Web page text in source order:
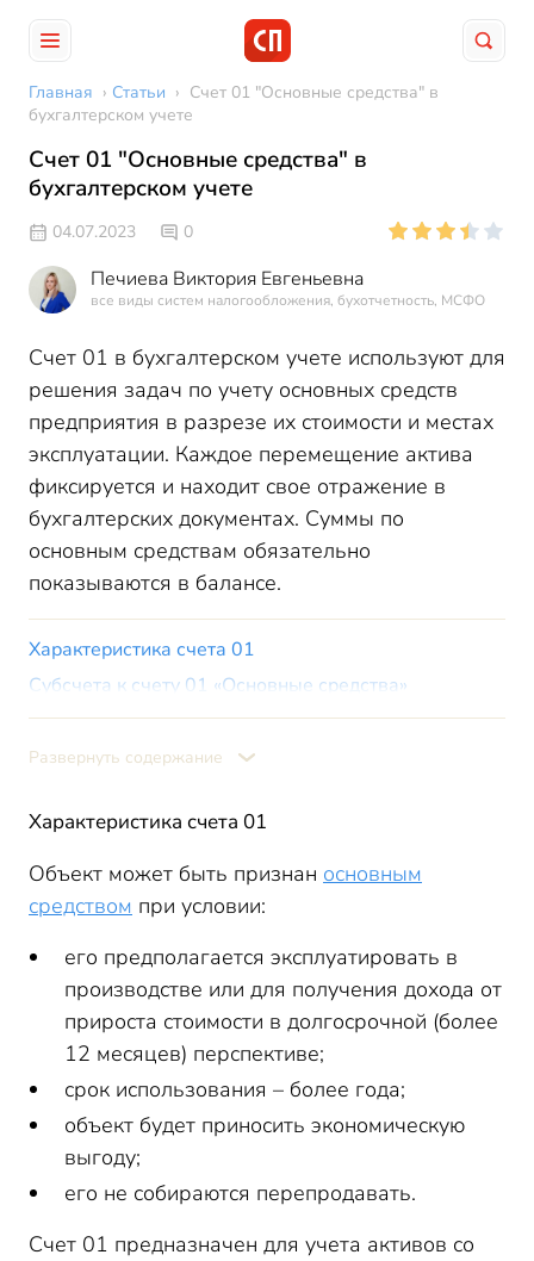
Главная › Статьи › Счет 01 "Основные средства" в
бухгалтерском учете
Счет 01 "Основные средства" в
бухгалтерском учете
04.07.2023 0
Печиева Виктория Евгеньевна
все виды систем налогообложения, бухотчетность, МСФО
Счет 01 в бухгалтерском учете используют для
решения задач по учету основных средств
предприятия в разрезе их стоимости и местах
эксплуатации. Каждое перемещение актива
фиксируется и находит свое отражение в
бухгалтерских документах. Суммы по
основным средствам обязательно
показываются в балансе.
Характеристика счета 01
Субсчета к счету 01 «Основные средства»
Аналитический учет по счету 01
Типовые проводки по счету 01
Итоги
Развернуть содержание
Характеристика счета 01
Объект может быть признан основным
средством при условии:
его предполагается эксплуатировать в
производстве или для получения дохода от
прироста стоимости в долгосрочной (более
12 месяцев) перспективе;
срок использования – более года;
объект будет приносить экономическую
выгоду;
его не собираются перепродавать.
Счет 01 предназначен для учета активов со